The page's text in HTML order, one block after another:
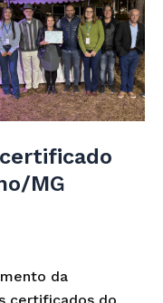
MG
da
certificados do